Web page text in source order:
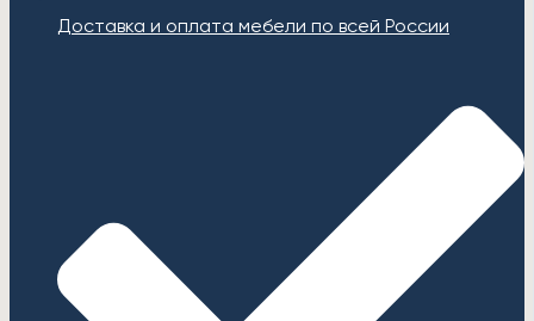
Доставка и оплата мебели по всей России